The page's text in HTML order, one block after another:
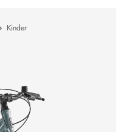
Kinder